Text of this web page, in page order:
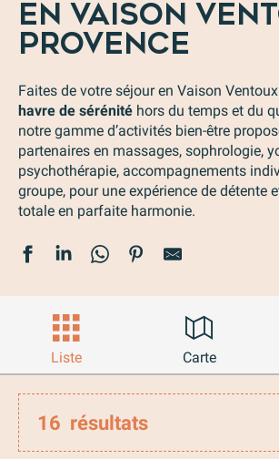
EN VAISON
PROVENCE
Faites de votre séjour en Vaison
havre de sérénité hors du temps et du
notre gamme d’activités bien-être
partenaires en massages, sophrologie,
psychothérapie, accompagnements
groupe, pour une expérience de détente
totale en parfaite harmonie.
Liste Carte
16 résultats